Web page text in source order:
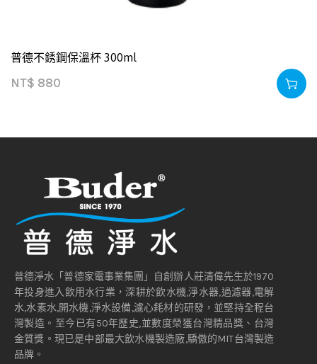
普德不銹鋼保溫杯 300ml
NT$ 880
普德淨水「普德家電事業集團」自創辦人莊清偉先生於1970
年投身進入飲用水行業，深耕於飲水機,淨水器,過濾器,電解
水,水素水,開水機,淨水設備,濾心耗材的研發，並堅持全程台
灣製造。至今已有50年歷史,並數度榮獲台灣精品獎、台灣
金質獎。現已是中部最大飲水機製造廠,驕傲的MIT台灣製造
品牌。